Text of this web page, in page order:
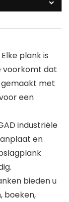
plank is
voorkomt dat
gemaakt met
een
industriële
en
bieden u
boeken,